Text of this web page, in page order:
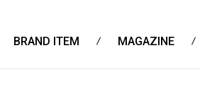
BRAND ITEM MAGAZINE